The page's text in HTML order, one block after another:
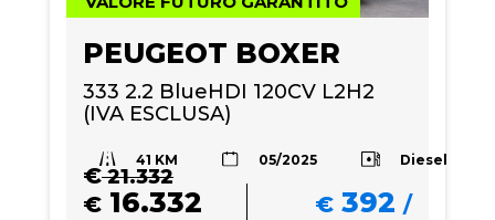
PEUGEOT BOXER
333 2.2 BlueHDI 120CV L2H2
(IVA ESCLUSA)
41 KM 05/2025 Diesel
€21.332
€ 16.332 € 392 /